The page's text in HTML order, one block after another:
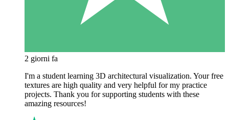
2 giorni fa
I'm a student learning 3D architectural visualization. Your free
textures are high quality and very helpful for my practice
projects. Thank you for supporting students with these
amazing resources!